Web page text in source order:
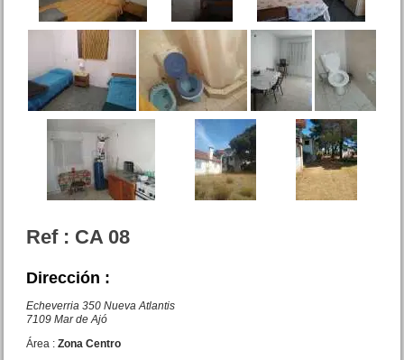
Duplex Av. Tucuman 2900
San Bernardo
Precio :U$S 45 .000
Ref : CA 08
Dirección :
Echeverria 350 Nueva Atlantis
7109 Mar de Ajó
Área :Zona Centro